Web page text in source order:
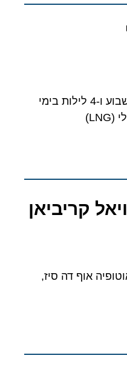
אוטופיה אוף זה סיז, האונייה החדשה מסדרת אואזיס, תציע הפלגות בני 3 לילות בסופי שבוע ו-4 לילות בימי
קריביאן
אוף דה סיז,